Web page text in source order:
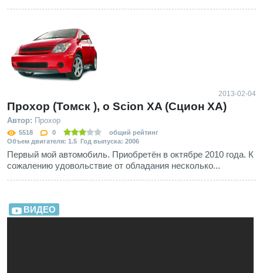
2013-02-04
Прохор (Томск ), о Scion XA (Сцион ХА)
Автор: Прохор
5518 0
общий рейтинг
Объем двигателя: 1.5 Год выпуска: 2006
Первый мой автомобиль. Приобретён в октябре 2010 года. К
сожалению удовольствие от обладания несколько...
ВИДЕО